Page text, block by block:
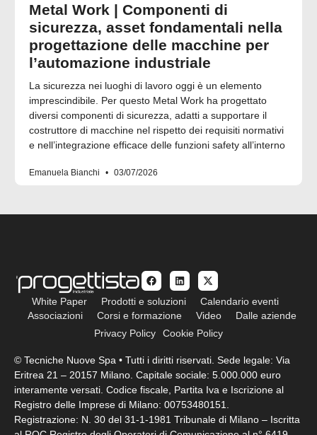
Metal Work | Componenti di
sicurezza, asset fondamentali nella
progettazione delle macchine per
l’automazione industriale
La sicurezza nei luoghi di lavoro oggi è un elemento
imprescindibile. Per questo Metal Work ha progettato
diversi componenti di sicurezza, adatti a supportare il
costruttore di macchine nel rispetto dei requisiti normativi
e nell’integrazione efficace delle funzioni safety all’interno
Emanuela Bianchi 03/07/2026
White Paper Prodotti e soluzioni
Calendario eventi
Associazioni
Corsi e formazione Video
Dalle aziende
Privacy Policy
Cookie Policy
© Tecniche Nuove Spa • Tutti i diritti riservati. Sede legale: Via
Eritrea 21 – 20157 Milano. Capitale sociale: 5.000.000 euro
interamente versati. Codice fiscale, Partita Iva e Iscrizione al
Registro delle Imprese di Milano: 00753480151.
Registrazione: N. 30 del 31-1-1981 Tribunale di Milano – Iscritta